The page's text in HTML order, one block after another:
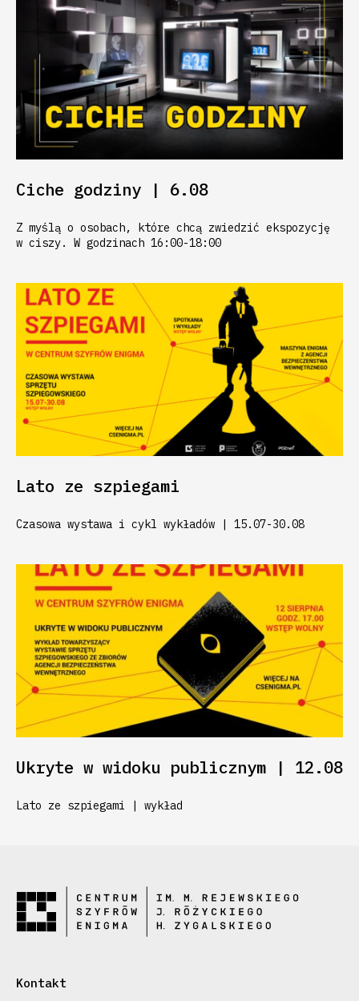
Ciche godziny | 6.08
Z myślą o osobach, które chcą zwiedzić ekspozycję
w ciszy. W godzinach 16:00-18:00
Lato ze szpiegami
Czasowa wystawa i cykl wykładów | 15.07-30.08
Ukryte w widoku publicznym | 12.08
Lato ze szpiegami | wykład
Kontakt